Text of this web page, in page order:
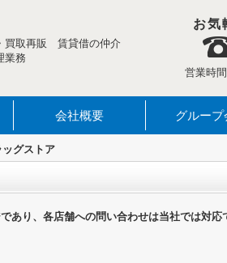
買取再販 賃貸借の仲介
業務
お気
営業時
会社概要 グループ
グストア
あり、各店舗への問い合わせは当社では対応